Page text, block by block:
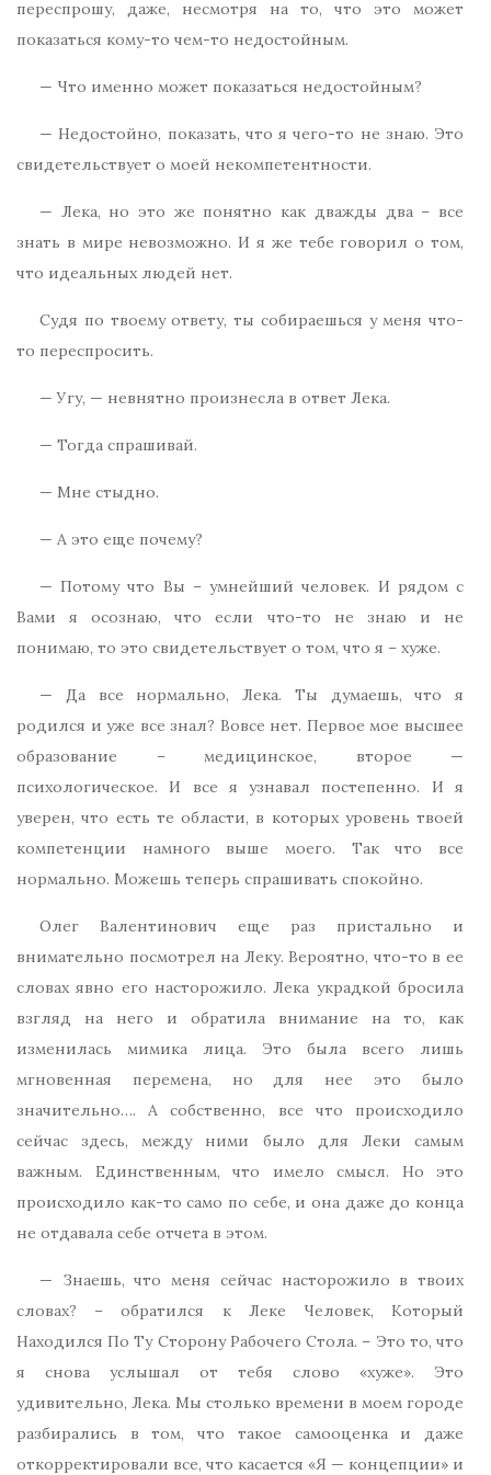
переспрошу, даже, несмотря на то, что это может
показаться кому-то чем-то недостойным.
— Что именно может показаться недостойным?
— Недостойно, показать, что я чего-то не знаю. Это
свидетельствует о моей некомпетентности.
— Лека, но это же понятно как дважды два – все
знать в мире невозможно. И я же тебе говорил о том,
что идеальных людей нет.
Судя по твоему ответу, ты собираешься у меня что-
то переспросить.
— Угу, — невнятно произнесла в ответ Лека.
— Тогда спрашивай.
— Мне стыдно.
— А это еще почему?
— Потому что Вы – умнейший человек. И рядом с
Вами я осознаю, что если что-то не знаю и не
понимаю, то это свидетельствует о том, что я – хуже.
— Да все нормально, Лека. Ты думаешь, что я
родился и уже все знал? Вовсе нет. Первое мое высшее
образование – медицинское, второе —
психологическое. И все я узнавал постепенно. И я
уверен, что есть те области, в которых уровень твоей
компетенции намного выше моего. Так что все
нормально. Можешь теперь спрашивать спокойно.
Олег Валентинович еще раз пристально и
внимательно посмотрел на Леку. Вероятно, что-то в ее
словах явно его насторожило. Лека украдкой бросила
взгляд на него и обратила внимание на то, как
изменилась мимика лица. Это была всего лишь
мгновенная перемена, но для нее это было
значительно…. А собственно, все что происходило
сейчас здесь, между ними было для Леки самым
важным. Единственным, что имело смысл. Но это
происходило как-то само по себе, и она даже до конца
не отдавала себе отчета в этом.
— Знаешь, что меня сейчас насторожило в твоих
словах? – обратился к Леке Человек, Который
Находился По Ту Сторону Рабочего Стола. – Это то, что
я снова услышал от тебя слово «хуже». Это
удивительно, Лека. Мы столько времени в моем городе
разбирались в том, что такое самооценка и даже
откорректировали все, что касается «Я — концепции» и